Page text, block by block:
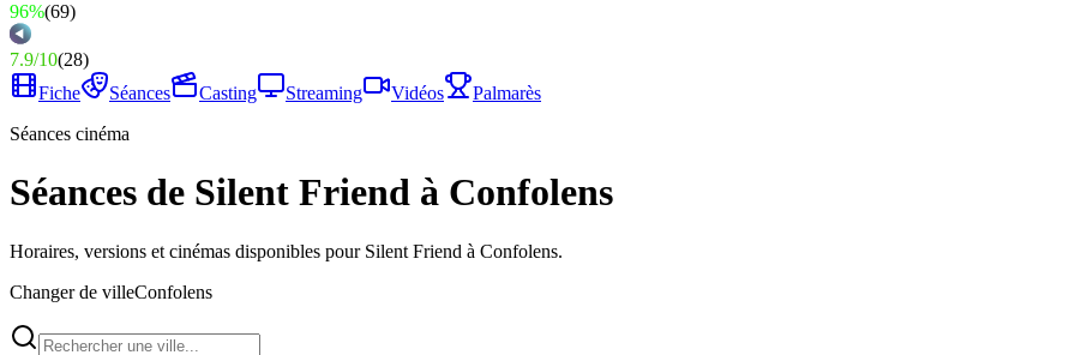
96%(69)
7.9/10(28)
Fiche
Séances Casting Streaming Vidéos
Palmarès
Séances cinéma
Séances de Silent Friend à Confolens
Horaires, versions et cinémas disponibles pour Silent Friend à Confolens.
Changer de villeConfolens